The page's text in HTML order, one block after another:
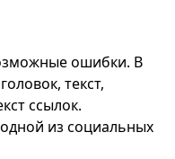
ошибки. В
текст,
ссылок.
из социальных